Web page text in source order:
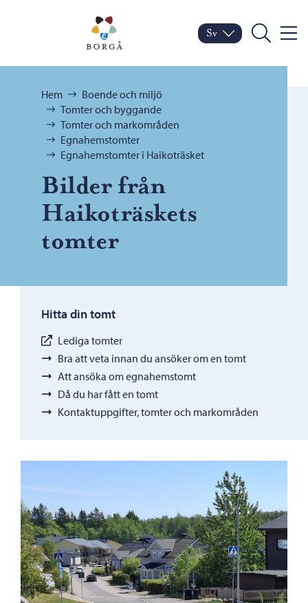
Porvoo – Gå till
Byt språk
Nuvarande språk:
Sv
Sök Meny
Bläddra:
Hem
Boende och miljö
Tomter och byggande
Tomter och markområden
Egnahemstomter
Egnahemstomter i Haikoträsket
Bilder från
Haikoträskets
tomter
Hitta din tomt
Lediga tomter
Bra att veta innan du ansöker om en tomt
Att ansöka om egnahemstomt
Då du har fått en tomt
Kontaktuppgifter, tomter och markområden